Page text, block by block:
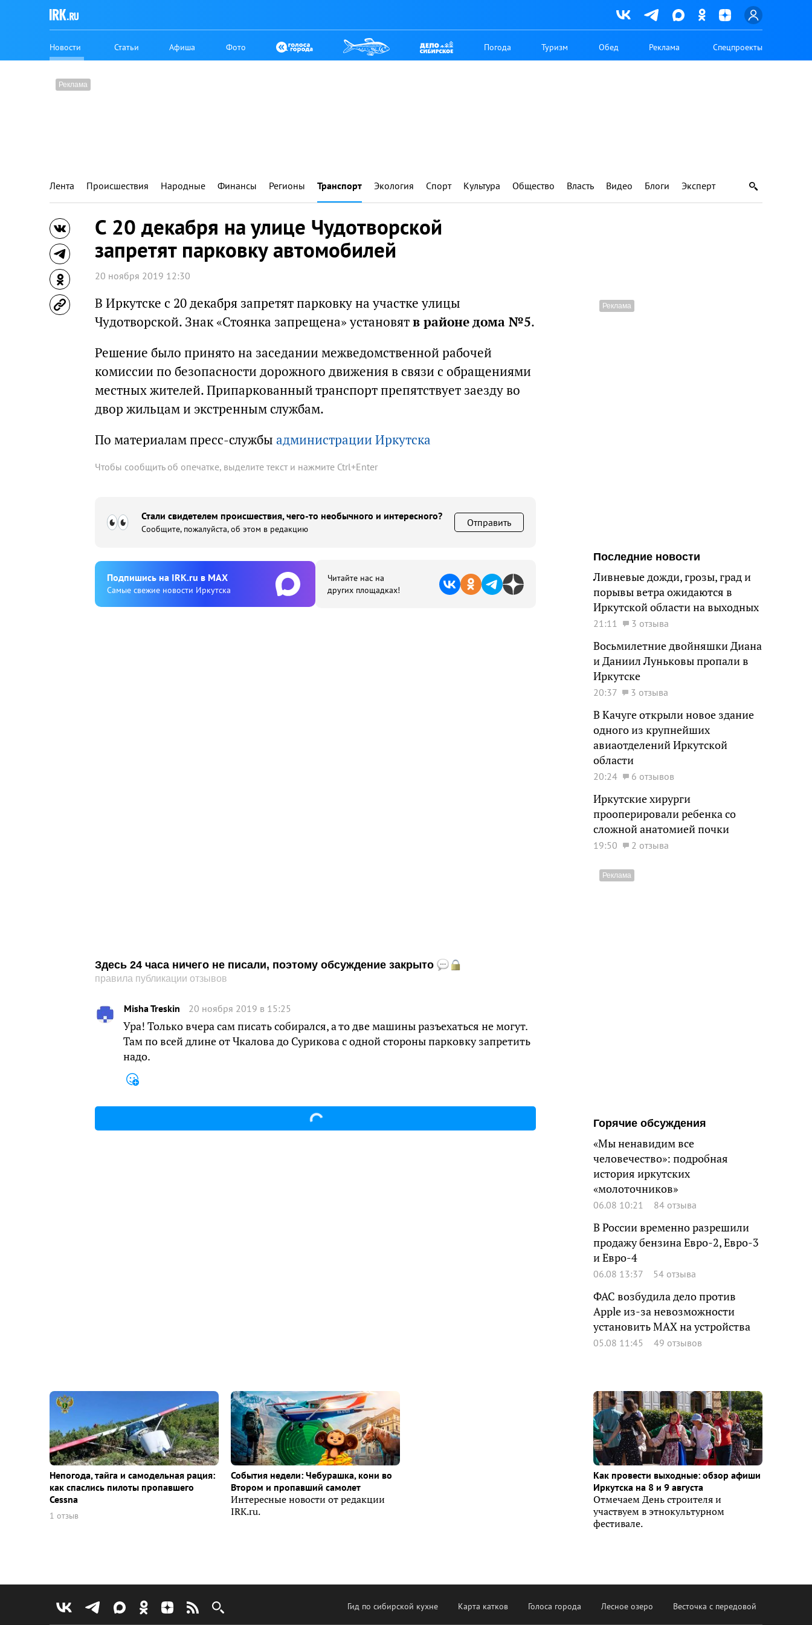
Новости Статьи Афиша Фото Погода Туризм Обед Реклама Спецпроекты
Лента Происшествия Народные Финансы Регионы Транспорт Экология Спорт Культура Общество Власть Видео Блоги Эксперт
С 20 декабря на улице Чудотворской
запретят парковку автомобилей
20 ноября 2019 12:30
В Иркутске с 20 декабря запретят парковку на участке улицы
Чудотворской. Знак «Стоянка запрещена» установятв районе дома №5.
Решение было принято на заседании межведомственной рабочей
комиссии по безопасности дорожного движения в связи с обращениями
местных жителей. Припаркованный транспорт препятствует заезду во
двор жильцам и экстренным службам.
По материалам пресс-службы администрации Иркутска
Чтобы сообщить об опечатке, выделите текст и нажмите Ctrl+Enter
Стали свидетелем происшествия, чего-то необычного и интересного?
Сообщите, пожалуйста, об этом в редакцию
Отправить
Подпишиcь на IRK.ru в MAX
Cамые свежие новости Иркутска
Читайте нас на
других площадках!
Здесь 24 часа ничего не писали, поэтому обсуждение закрыто
правила публикации отзывов
Misha Treskin 20 ноября 2019 в 15:25
Ура! Только вчера сам писать собирался, а то две машины разъехаться не могут.
Там по всей длине от Чкалова до Сурикова с одной стороны парковку запретить
надо.
Последние новости
Ливневые дожди, грозы, град и
порывы ветра ожидаются в
Иркутской области на выходных
21:11 3 отзыва
Восьмилетние двойняшки Диана
и Даниил Луньковы пропали в
Иркутске
20:37 3 отзыва
В Качуге открыли новое здание
одного из крупнейших
авиаотделений Иркутской
области
20:24 6 отзывов
Иркутские хирурги
прооперировали ребенка со
сложной анатомией почки
19:50 2 отзыва
Горячие обсуждения
«Мы ненавидим все
человечество»: подробная
история иркутских
«молоточников»
06.08 10:21 84 отзыва
В России временно разрешили
продажу бензина Евро-2, Евро-3
и Евро-4
06.08 13:37 54 отзыва
ФАС возбудила дело против
Apple из-за невозможности
установить MAX на устройства
05.08 11:45 49 отзывов
Непогода, тайга и самодельная рация:
как спаслись пилоты пропавшего
Cessna
1 отзыв
События недели: Чебурашка, кони во
Втором и пропавший самолет
Интересные новости от редакции
IRK.ru.
Как провести выходные: обзор афиши
Иркутска на 8 и 9 августа
Отмечаем День строителя и
участвуем в этнокультурном
фестивале.
Гид по сибирской кухне Карта катков Голоса города Лесное озеро Весточка с передовой